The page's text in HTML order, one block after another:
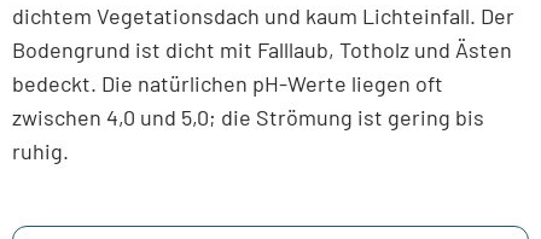
dichtem Vegetationsdach und kaum Lichteinfall. Der
Bodengrund ist dicht mit Falllaub, Totholz und Ästen
bedeckt. Die natürlichen pH-Werte liegen oft
zwischen 4,0 und 5,0; die Strömung ist gering bis
ruhig.